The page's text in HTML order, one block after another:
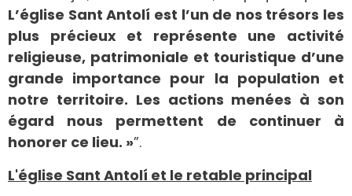
L’église Sant Antolí est l’un de nos trésors les
plus précieux et représente une activité
religieuse, patrimoniale et touristique d’une
grande importance pour la population et
notre territoire. Les actions menées à son
égard nous permettent de continuer à
honorer ce lieu. »”.
L'église Sant Antolí et le retable principal